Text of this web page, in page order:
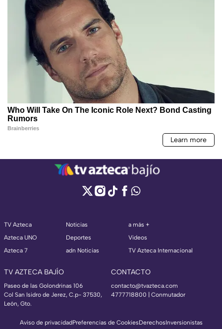
TV Azteca
Azteca UNO
Azteca 7
Noticias
Deportes
adn Noticias
a más +
Videos
TV Azteca Internacional
TV AZTECA BAJÍO
Paseo de las Golondrinas 106
Col San Isidro de Jerez, C.p- 37530,
León, Gto.
CONTACTO
contacto@tvazteca.com
4777718800 | Conmutador
Aviso de privacidadPreferencias de CookiesDerechosInversionistas